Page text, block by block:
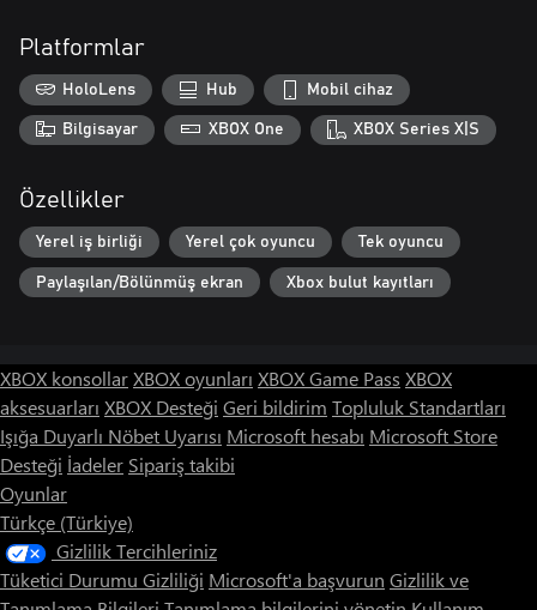
Platformlar
HoloLens Hub Mobil cihaz
Bilgisayar XBOX One XBOX Series X|S
Özellikler
Yerel iş birliği Yerel çok oyuncu Tek oyuncu
Paylaşılan/Bölünmüş ekran Xbox bulut kayıtları
XBOX konsollarXBOX oyunları XBOX Game Pass XBOX
aksesuarları XBOX Desteği Geri bildirim Topluluk Standartları
Işığa Duyarlı Nöbet Uyarısı Microsoft hesabı Microsoft Store
Desteği İadeler Sipariş takibi
Oyunlar
Türkçe (Türkiye)
Gizlilik Tercihleriniz
Tüketici Durumu Gizliliği Microsoft'a başvurun Gizlilik ve